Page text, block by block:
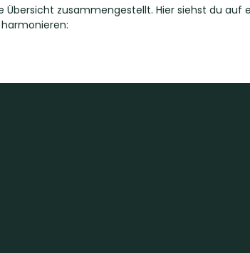
zusammengestellt. Hier siehst du auf